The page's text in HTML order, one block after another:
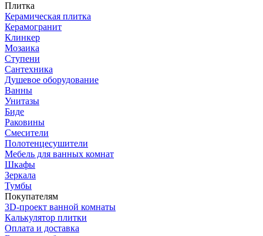
Плитка
Керамическая плитка
Керамогранит
Клинкер
Мозаика
Ступени
Сантехника
Душевое оборудование
Ванны
Унитазы
Биде
Раковины
Смесители
Полотенцесушители
Мебель для ванных комнат
Шкафы
Зеркала
Тумбы
Покупателям
3D-проект ванной комнаты
Калькулятор плитки
Оплата и доставка